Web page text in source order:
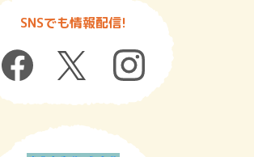
SNSでも情報配信!